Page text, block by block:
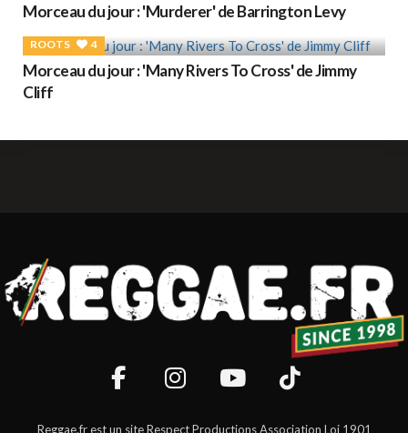
Morceau du jour : 'Murderer' de Barrington Levy
ROOTS 4
Morceau du jour : 'Many Rivers To Cross' de Jimmy
Cliff
Reggae.fr est un site Respect Productions Association Loi 1901